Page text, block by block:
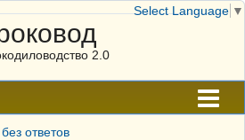
2.0
ответов
Select Language ▼